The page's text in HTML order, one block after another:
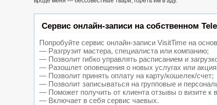
Сервис онлайн-записи на собственном
Попробуйте сервис онлайн-записи VisitTime на
— Разгрузит мастера, специалиста или компанию;
— Позволит гибко управлять расписанием и
— Разошлет оповещения о новых услугах или
— Позволит принять оплату на карту/кошелек/счет;
— Позволит записываться на групповые и
— Поможет получить от клиента отзывы о визите к
— Включает в себя сервис чаевых.